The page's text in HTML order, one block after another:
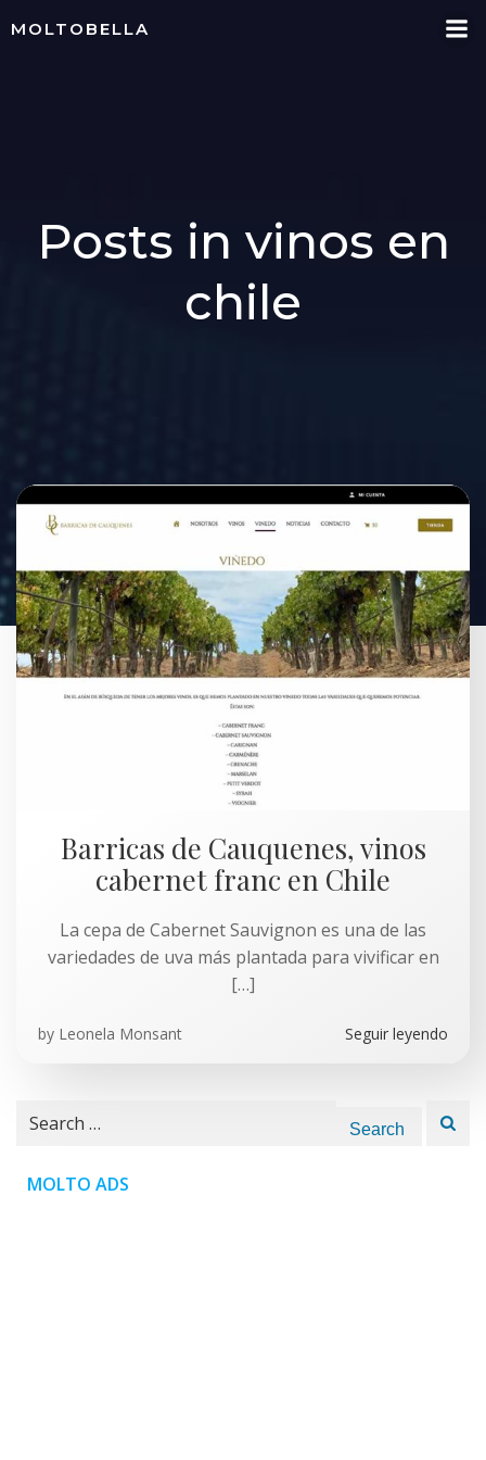
MOLTOBELLA
Posts in vinos en
chile
Barricas de Cauquenes, vinos
cabernet franc en Chile
La cepa de Cabernet Sauvignon es una de las
variedades de uva más plantada para vivificar en
[…]
by Leonela Monsant Seguir leyendo
Search
MOLTO ADS